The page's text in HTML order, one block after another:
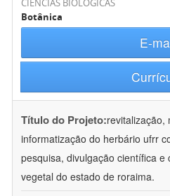
CIÊNCIAS BIOLÓGICAS
Botânica
E-
Título do Projeto:revitalização,
informatização do herbário ufrr
pesquisa, divulgação científica
vegetal do estado de roraima.